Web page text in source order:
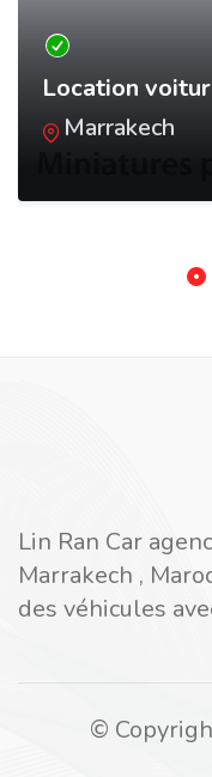
Location
Marrakech
Lin Ran Car
Marrakech ,
des véhicules
©